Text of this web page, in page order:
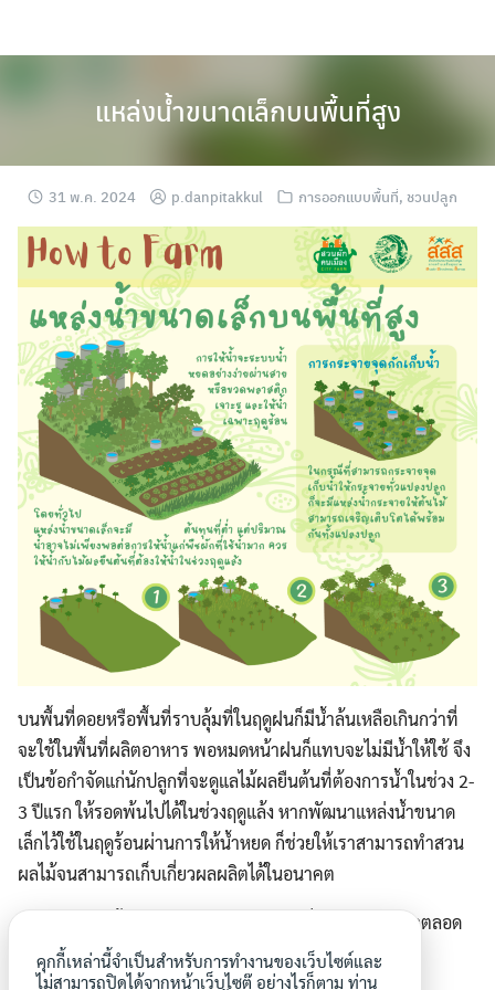
Search
for: Search
แหล่งน้ำขนาดเล็กบนพื้นที่สูง
31 พ.ค. 2024 p.danpitakkul การออกแบบพื้นที่, ชวนปลูก
บนพื้นที่ดอยหรือพื้นที่ราบลุ้มที่ในฤดูฝนก็มีน้ำล้นเหลือเกินกว่าที่
จะใช้ในพื้นที่ผลิตอาหาร พอหมดหน้าฝนก็แทบจะไม่มีน้ำให้ใช้ จึง
เป็นข้อกำจัดแก่นักปลูกที่จะดูแลไม้ผลยืนต้นที่ต้องการน้ำในช่วง 2-
3 ปีแรก ให้รอดพ้นไปได้ในช่วงฤดูแล้ง หากพัฒนาแหล่งน้ำขนาด
เล็กไว้ใช้ในฤดูร้อนผ่านการให้น้ำหยด ก็ช่วยให้เราสามารถทำสวน
ผลไม้จนสามารถเก็บเกี่ยวผลผลิตได้ในอนาคต
Note เทคนิคนี้อาจไม่เหมาะสำหรับไม้ผลที่ต้องการน้ำมากตลอด
ฤดูกาล เช่น ทุเรียน มังคุด หรือ โกโก้
คุกกี้เหล่านี้จำเป็นสำหรับการทำงานของเว็บไซต์และ
ไม่สามารถปิดได้จากหน้าเว็บไซต๊ อย่างไรก็ตาม ท่าน